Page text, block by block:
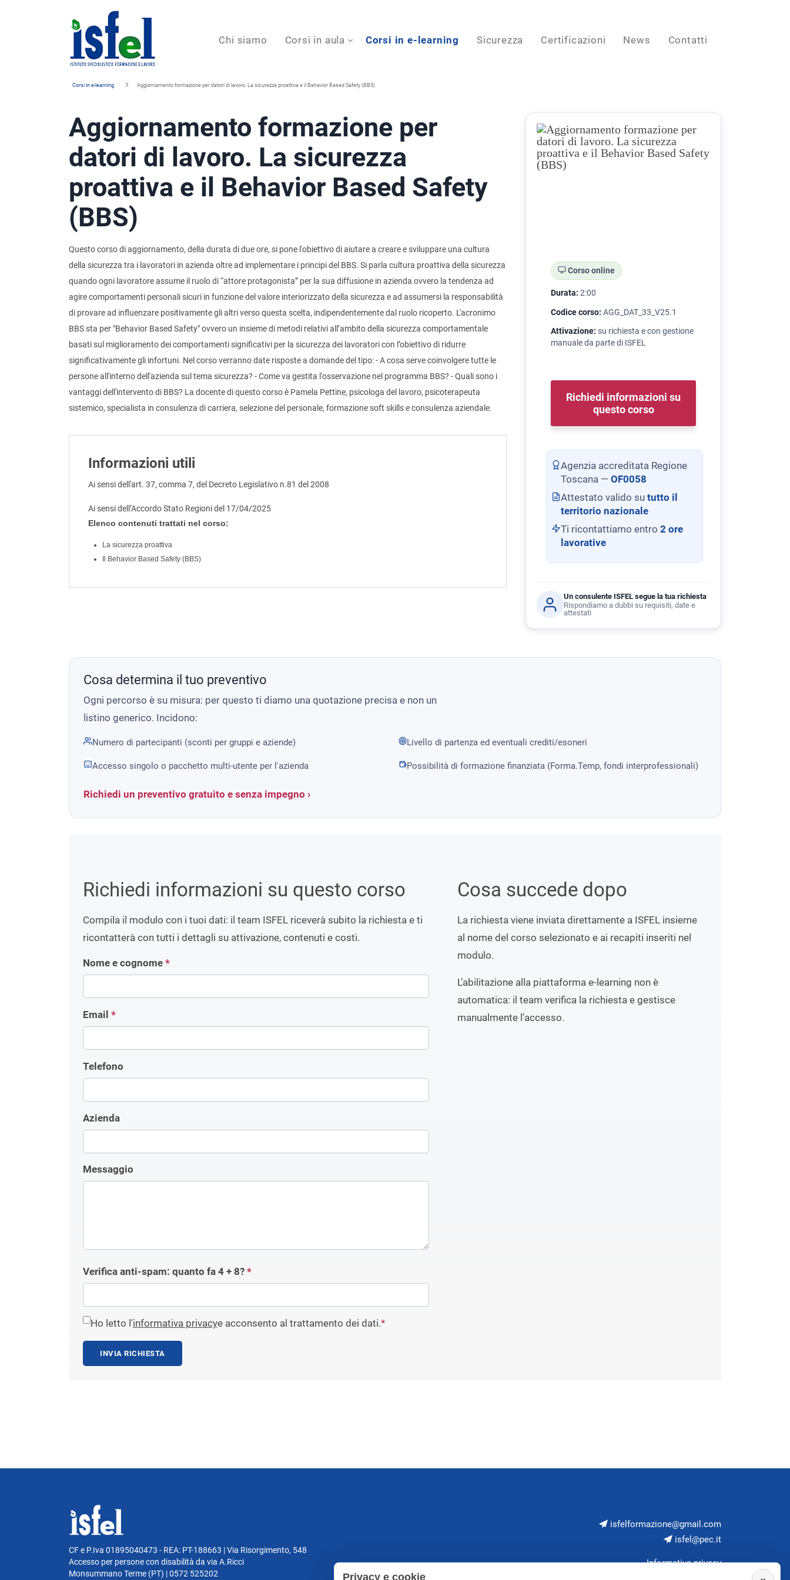
Istituto
formazione
e
lavoro
Chi siamo Corsi in aula Corsi in e-learning Sicurezza Certificazioni News Contatti
Corsi in e-learning Aggiornamento formazione per datori di lavoro. La sicurezza proattiva e il Behavior Based Safety (BBS)
Aggiornamento formazione per
datori di lavoro. La sicurezza
proattiva e il Behavior Based Safety
(BBS)
Questo corso di aggiornamento, della durata di due ore, si pone l'obiettivo di aiutare a creare e sviluppare una cultura
della sicurezza tra i lavoratori in azienda oltre ad implementare i principi del BBS. Si parla cultura proattiva della sicurezza
quando ogni lavoratore assume il ruolo di “attore protagonista” per la sua diffusione in azienda ovvero la tendenza ad
agire comportamenti personali sicuri in funzione del valore interiorizzato della sicurezza e ad assumersi la responsabilità
di provare ad influenzare positivamente gli altri verso questa scelta, indipendentemente dal ruolo ricoperto. L'acronimo
BBS sta per "Behavior Based Safety" ovvero un insieme di metodi relativi all’ambito della sicurezza comportamentale
basati sul miglioramento dei comportamenti significativi per la sicurezza dei lavoratori con l’obiettivo di ridurre
significativamente gli infortuni. Nel corso verranno date risposte a domande del tipo: - A cosa serve coinvolgere tutte le
persone all'interno dell'azienda sul tema sicurezza? - Come va gestita l'osservazione nel programma BBS? - Quali sono i
vantaggi dell'intervento di BBS? La docente di questo corso è Pamela Pettine, psicologa del lavoro, psicoterapeuta
sistemico, specialista in consulenza di carriera, selezione del personale, formazione soft skills e consulenza aziendale.
Informazioni utili
Ai sensi dell'art. 37, comma 7, del Decreto Legislativo n.81 del 2008
Ai sensi dell’Accordo Stato Regioni del 17/04/2025
Elenco contenuti trattati nel corso:
La sicurezza proattiva
Il Behavior Based Safety (BBS)
Corso online
Durata: 2:00
Codice corso: AGG_DAT_33_V25.1
Attivazione: su richiesta e con gestione
manuale da parte di ISFEL
Richiedi informazioni su
questo corso
Agenzia accreditata Regione
Toscana —OF0058
Attestato valido sututto il
territorio nazionale
Ti ricontattiamo entro2 ore
lavorative
Un consulente ISFEL segue la tua richiesta
Rispondiamo a dubbi su requisiti, date e
attestati
Cosa determina il tuo preventivo
Ogni percorso è su misura: per questo ti diamo una quotazione precisa e non un
listino generico. Incidono:
Numero di partecipanti (sconti per gruppi e aziende) Livello di partenza ed eventuali crediti/esoneri
Accesso singolo o pacchetto multi-utente per l'azienda Possibilità di formazione finanziata (Forma.Temp, fondi interprofessionali)
Richiedi un preventivo gratuito e senza impegno ›
Richiedi informazioni su questo corso
Compila il modulo con i tuoi dati: il team ISFEL riceverà subito la richiesta e ti
ricontatterà con tutti i dettagli su attivazione, contenuti e costi.
Nome e cognome *
Email *
Telefono
Azienda
Messaggio
Verifica anti-spam: quanto fa 4 + 8? *
Ho letto l'informativa privacye acconsento al trattamento dei dati.*
INVIA RICHIESTA
Cosa succede dopo
La richiesta viene inviata direttamente a ISFEL insieme
al nome del corso selezionato e ai recapiti inseriti nel
modulo.
L’abilitazione alla piattaforma e-learning non è
automatica: il team verifica la richiesta e gestisce
manualmente l’accesso.
CF e P.Iva 01895040473 - REA: PT-188663 | Via Risorgimento, 548
Accesso per persone con disabilità da via A.Ricci
Monsummano Terme (PT) | 0572 525202
isfelformazione@gmail.com
isfel@pec.it
Informativa privacy
Privacy e cookie